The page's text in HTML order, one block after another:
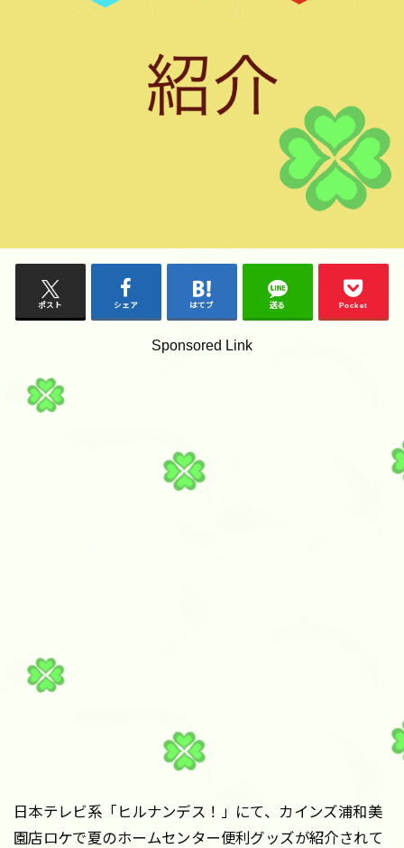
ポスト シェア はてブ 送る Pocket
Sponsored Link
日本テレビ系「ヒルナンデス！」にて、カインズ浦和美
園店ロケで夏のホームセンター便利グッズが紹介されて